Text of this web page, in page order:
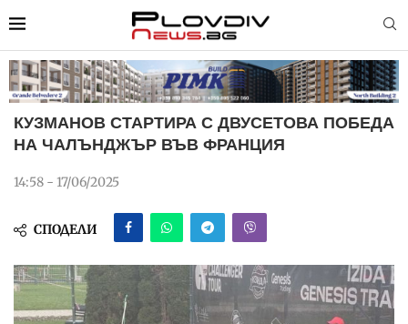
КУЗМАНОВ СТАРТИРА С ДВУСЕТОВА ПОБЕДА
НА ЧАЛЪНДЖЪР ВЪВ ФРАНЦИЯ
14:58 - 17/06/2025
СПОДЕЛИ